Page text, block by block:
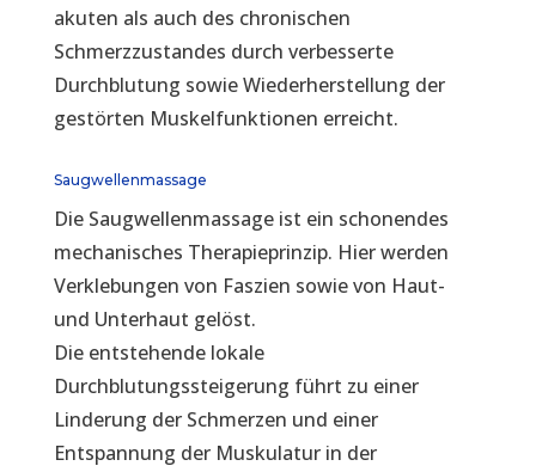
akuten als auch des chronischen
Schmerzzustandes durch verbesserte
Durchblutung sowie Wiederherstellung der
gestörten Muskelfunktionen erreicht.
Saugwellenmassage
Die Saugwellenmassage ist ein schonendes
mechanisches Therapieprinzip. Hier werden
Verklebungen von Faszien sowie von Haut-
und Unterhaut gelöst.
Die entstehende lokale
Durchblutungssteigerung führt zu einer
Linderung der Schmerzen und einer
Entspannung der Muskulatur in der